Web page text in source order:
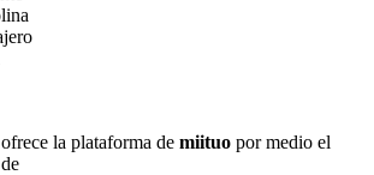
la plataforma de miituo por medio el